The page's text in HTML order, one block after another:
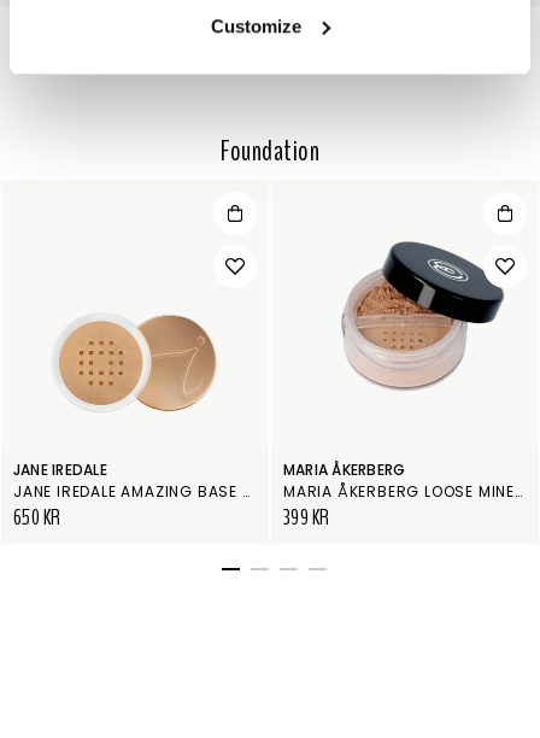
Customize
Foundation
JANE IREDALE
JANE IREDALE AMAZING BASE CARAMEL
650 KR
MARIA ÅKERBERG
MARIA ÅKERBERG LOOSE MINERAL FOUNDATION SPF 25 LIGHT BEIGE
399 KR